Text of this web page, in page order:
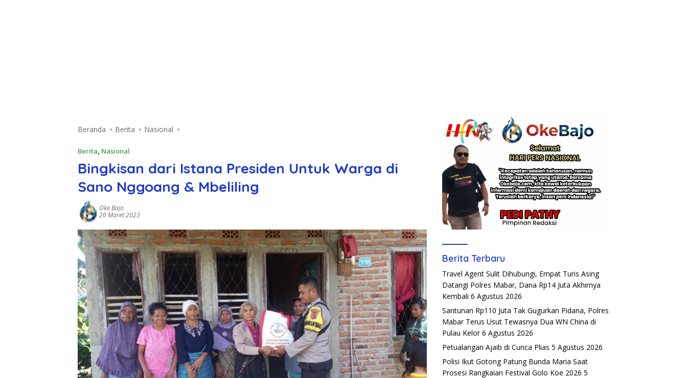
Beranda Berita Nasional
Berita, Nasional
Bingkisan dari Istana Presiden Untuk Warga di
Sano Nggoang & Mbeliling
Oke Bajo
20 Maret 2023
Berita Terbaru
Travel Agent Sulit Dihubungi, Empat Turis Asing
Datangi Polres Mabar, Dana Rp14 Juta Akhirnya
Kembali 6 Agustus 2026
Santunan Rp110 Juta Tak Gugurkan Pidana, Polres
Mabar Terus Usut Tewasnya Dua WN China di
Pulau Kelor 6 Agustus 2026
Petualangan Ajaib di Cunca Plias 5 Agustus 2026
Polisi Ikut Gotong Patung Bunda Maria Saat
Prosesi Rangkaian Festival Golo Koe 2026 5